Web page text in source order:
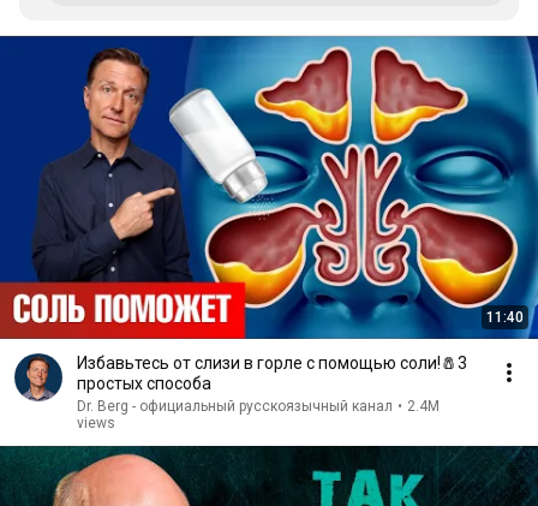
11:40
Избавьтесь от слизи в горле с помощью соли!🧂3
простых способа
Dr. Berg - официальный русскоязычный канал • 2.4M
views